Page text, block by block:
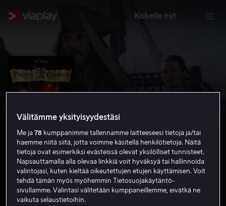
Kokeile nyt
Pirates of the Caribbean: Mustan
helmen kirous
Välitämme yksityisyydestäsi
Me ja78 kumppanimme tallennamme laitteeseesi tietoja ja/tai
haemme niitä siitä, jotta voimme käsitellä henkilötietoja. Näitä
tietoja ovat esimerkiksi evästeissä olevat yksilölliset tunnisteet.
Napsauttamalla alla olevaa linkkiä voit hyväksyä tai hallinnoida
valintojasi, kuten kieltää oikeutettujen etujen käyttämisen. Voit
tehdä tämän myös myöhemmin Tietosuojakäytäntö-
sivullamme. Valintasi välitetään kumppaneillemme, eivätkä ne
vaikuta selaustietoihin.